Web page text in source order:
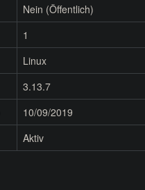
Nein (Öffentlich)
1
Linux
3.13.7
10/09/2019
Aktiv